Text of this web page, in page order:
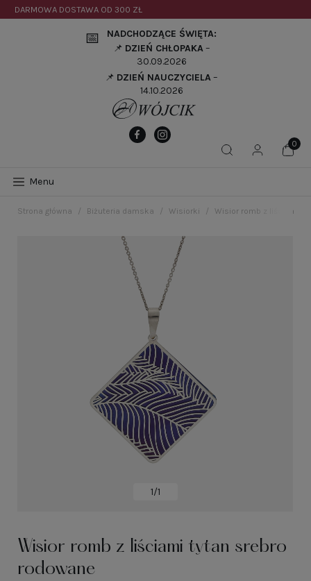
DARMOWA DOSTAWA OD 300 ZŁ
📅
NADCHODZĄCE ŚWIĘTA:
📌 DZIEŃ CHŁOPAKA–
30.09.2026
📌 DZIEŃ NAUCZYCIELA–
14.10.2026
Menu
Strona główna Biżuteria damska Wisiorki Wisior romb z liściami
1/1
Wisior romb z liściami tytan srebro
rodowane